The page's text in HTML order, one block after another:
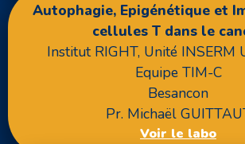
Autophagie, Epigénétique et
cellules T dans le
Institut RIGHT, Unité INSERM
Equipe TIM-C
Besancon
Pr. Michaël
Voir le labo